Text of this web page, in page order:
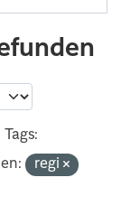
Tags:
regi